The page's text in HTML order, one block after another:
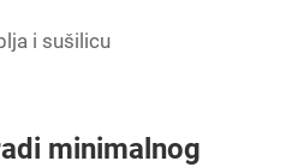
i sušilicu
minimalnog